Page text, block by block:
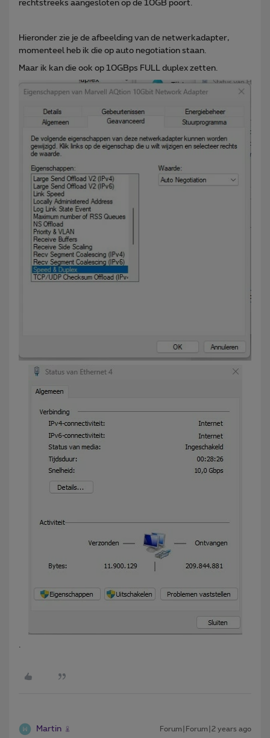
rechtstreeks aangesloten op de 10GB poort.
Hieronder zie je de afbeelding van de netwerkadapter,
momenteel heb ik die op auto negotiation staan.
Maar ik kan die ook op 10GBps FULL duplex zetten.
Martin Forum|Forum|2 years ago